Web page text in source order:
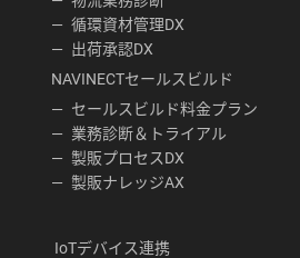
IoTデバイス連携
循環資材管理DX
出荷承認DX
NAVINECTセールスビルド
セールスビルド料金プラン
業務診断＆トライアル
製販プロセスDX
製販ナレッジAX